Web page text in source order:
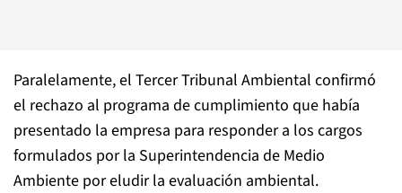
Paralelamente, el Tercer Tribunal Ambiental confirmó
el rechazo al programa de cumplimiento que había
presentado la empresa para responder a los cargos
formulados por la Superintendencia de Medio
Ambiente por eludir la evaluación ambiental.